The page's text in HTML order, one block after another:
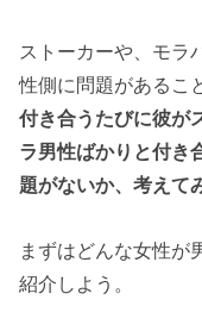
ストーカーや、モラ
性側に問題があるこ
付き合うたびに彼が
ラ男性ばかりと付き
題がないか、考えて
まずはどんな女性が
紹介しよう。